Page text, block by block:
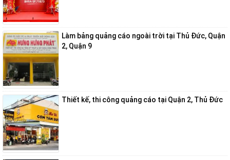
Làm bảng quảng cáo ngoài trời tại Thủ Đức, Quận
2, Quận 9
Thiết kế, thi công quảng cáo tại Quận 2, Thủ Đức